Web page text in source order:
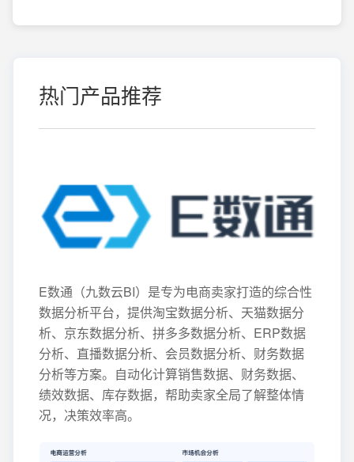
热门产品推荐
E数通（九数云BI）是专为电商卖家打造的综合性
数据分析平台，提供淘宝数据分析、天猫数据分
析、京东数据分析、拼多多数据分析、ERP数据
分析、直播数据分析、会员数据分析、财务数据
分析等方案。自动化计算销售数据、财务数据、
绩效数据、库存数据，帮助卖家全局了解整体情
况，决策效率高。